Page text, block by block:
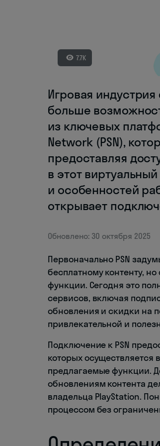
7.7K
Игровая
больше
из ключевых
Network (PSN),
предоставляя
в этот
и особенностей
открывает
Обновлено: 30 октября 2025
Первоначально PSN
бесплатному контенту,
функции. Сегодня это
сервисов, включая
обновления и скидки на
привлекательной и
Подключение к PSN
которых осуществляется
предлагаемые функции.
обновлениям контента
владельца PlayStation.
процессом без